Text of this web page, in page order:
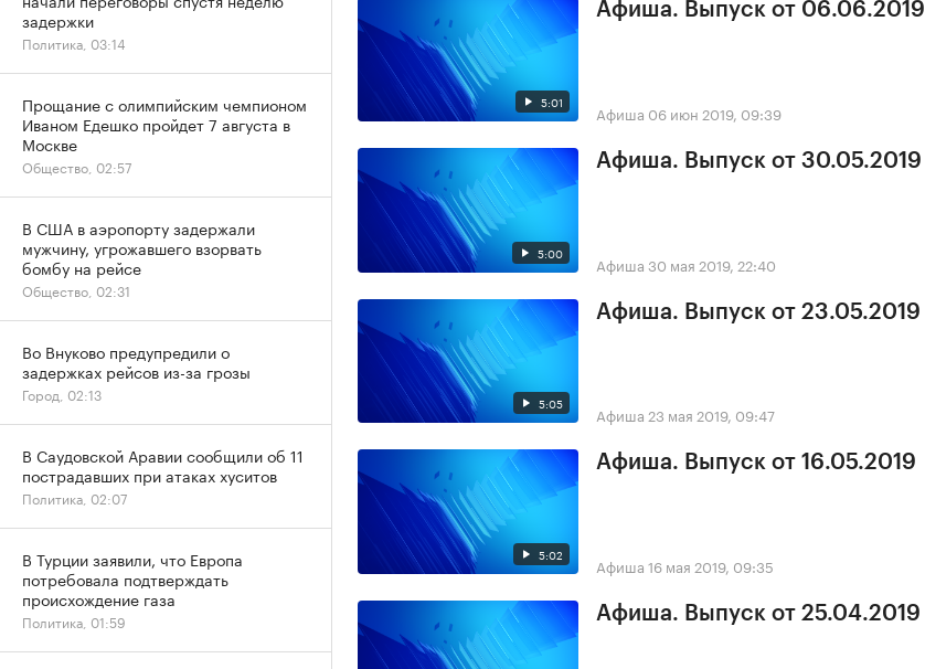
5:01
Афиша. Выпуск от 06.06.2019
Афиша 06 июн 2019, 09:39
5:00
Афиша. Выпуск от 30.05.2019
Афиша 30 мая 2019, 22:40
5:05
Афиша. Выпуск от 23.05.2019
Афиша 23 мая 2019, 09:47
5:02
Афиша. Выпуск от 16.05.2019
Афиша 16 мая 2019, 09:35
Афиша. Выпуск от 25.04.2019
задержки
Политика, 03:14
Прощание с олимпийским чемпионом
Иваном Едешко пройдет 7 августа в
Москве
Общество, 02:57
В США в аэропорту задержали
мужчину, угрожавшего взорвать
бомбу на рейсе
Общество, 02:31
Во Внуково предупредили о
задержках рейсов из-за грозы
Город, 02:13
В Саудовской Аравии сообщили об 11
пострадавших при атаках хуситов
Политика, 02:07
В Турции заявили, что Европа
потребовала подтверждать
происхождение газа
Политика, 01:59